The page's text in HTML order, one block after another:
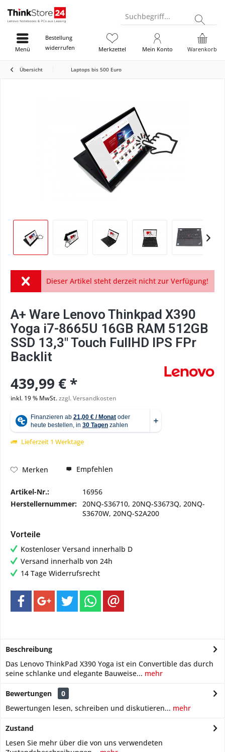
Suchbegriff...
Bestellung
widerrufen
Warenkorb
Merkzettel Mein Konto
Menü
Übersicht Laptops bis 500 Euro
Dieser Artikel steht derzeit nicht zur Verfügung!
A+ Ware Lenovo Thinkpad X390
Yoga i7-8665U 16GB RAM 512GB
SSD 13,3" Touch FullHD IPS FPr
Backlit
439,99 € *
inkl. 19 % MwSt.zzgl. Versandkosten
Lieferzeit 1 Werktage
Merken Empfehlen
Artikel-Nr.:
16956
Herstellernummer: 20NQ-S36710, 20NQ-S3673Q, 20NQ-
S3670W, 20NQ-S2A200
Vorteile
Kostenloser Versand innerhalb D
Versand innerhalb von 24h
14 Tage Widerrufsrecht
Beschreibung
Das Lenovo ThinkPad X390 Yoga ist ein Convertible das durch
seine schlanke und elegante Bauweise... mehr
Bewertungen
0
Bewertungen lesen, schreiben und diskutieren... mehr
Zustand
Lesen Sie mehr über die von uns verwendeten